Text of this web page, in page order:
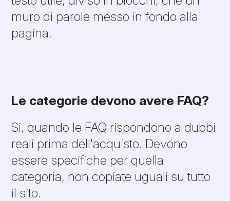
muro di parole messo in fondo alla
pagina.
Le categorie devono avere FAQ?
Si, quando le FAQ rispondono a dubbi
reali prima dell'acquisto. Devono
essere specifiche per quella
categoria, non copiate uguali su tutto
il sito.